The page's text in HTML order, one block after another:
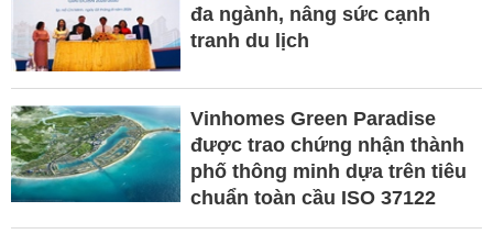
đa ngành, nâng sức cạnh
tranh du lịch
Vinhomes Green Paradise
được trao chứng nhận thành
phố thông minh dựa trên tiêu
chuẩn toàn cầu ISO 37122